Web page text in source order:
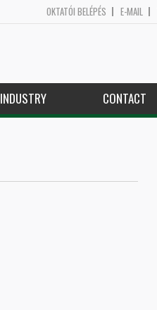
OKTATÓI BELÉPÉS E-MAIL
INDUSTRY CONTACT